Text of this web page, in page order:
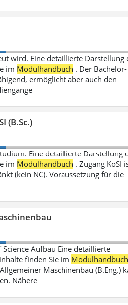
wird. Eine detaillierte Darstellung
im Modulhandbuch . Der Bachelor-
ermöglicht aber auch den
(B.Sc.)
Eine detaillierte Darstellung
im Modulhandbuch . Zugang KoSI
(kein NC). Voraussetzung für die
Aufbau Eine detaillierte
finden Sie im Modulhandbuch
Maschinenbau (B.Eng.)
Nähere